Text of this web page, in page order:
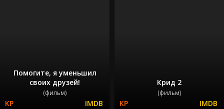
Помогите, я уменьшил
своих друзей!
(фильм)
Крид 2
(фильм)